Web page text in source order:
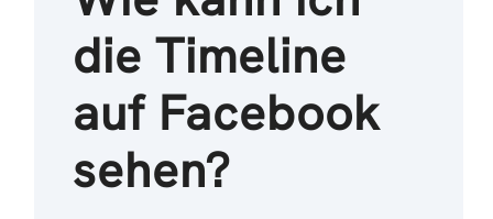
die Timeline
auf Facebook
sehen?